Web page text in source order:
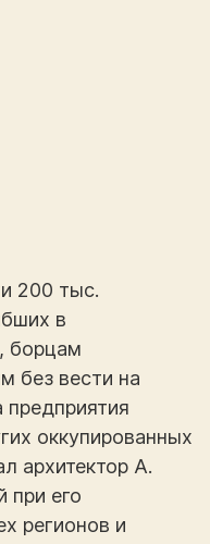
200 тыс.
в
борцам
без вести на
предприятия
оккупированных
архитектор А.
при его
регионов и